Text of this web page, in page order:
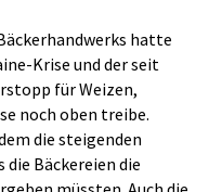
hatte
Krise und der seit
für Weizen,
noch oben treibe.
die steigenden
die Bäckereien die